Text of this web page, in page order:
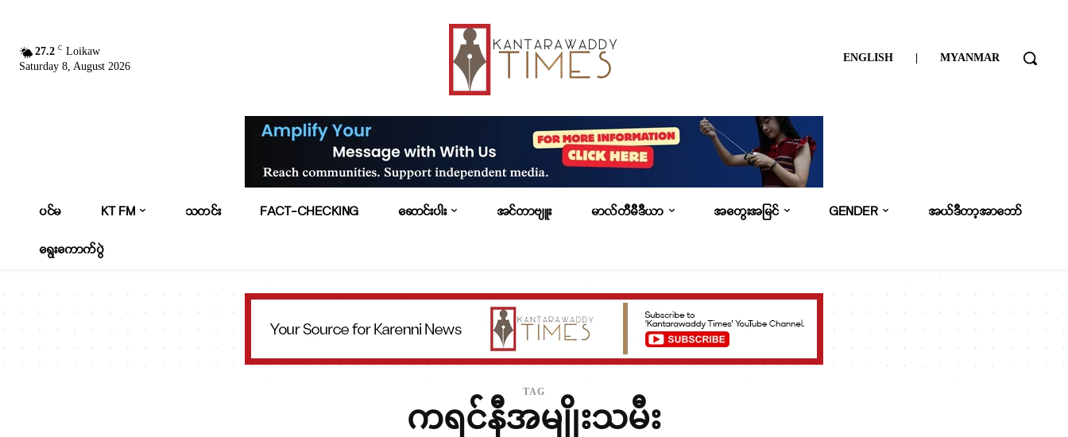
27.2 C Loikaw
Saturday 8, August 2026
ENGLISH | MYANMAR
ပင်မ KT FM သတင်း FACT-CHECKING ဆောင်းပါး အင်တာဗျူး မာလ်တီမီဒီယာ အတွေးအမြင် GENDER အယ်ဒီတာ့အာဘော်
ရွေးကောက်ပွဲ
TAG
ကရင်နီအမျိုးသမီး